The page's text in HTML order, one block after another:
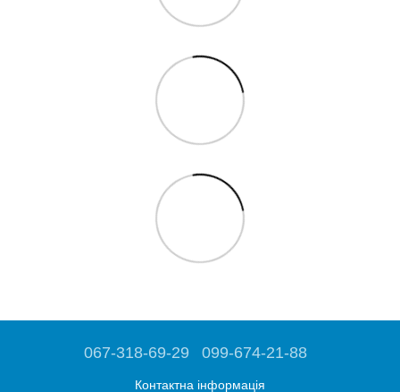
067-318-69-29 099-674-21-88
Контактна інформація